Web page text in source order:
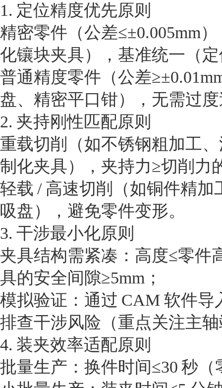
1. 定位精度优先原则
精密零件（公差≤±0.005mm
化镶块夹具），基准统一（
普通精度零件（公差
盘、精密平口钳），无需过
2. 夹持刚性匹配原则
重载切削（如不锈钢粗加工
制化夹具），夹持力≥切削力
轻载 / 高速切削（如铜件精
吸盘），避免零件变形。
3. 干涉最小化原则
夹具结构需紧凑：高度≤零件
具的安全间隙≥5mm；
模拟验证：通过 CAM 软件
排查干涉风险（重点关注主
4. 装夹效率适配原则
批量生产：换件时间≤30 秒